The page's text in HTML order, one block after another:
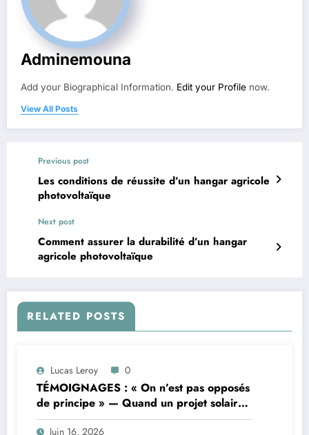
Adminemouna
Add your Biographical Information. Edit your Profile now.
View All Posts
Previous post
Les conditions de réussite d’un hangar agricole
photovoltaïque
Next post
Comment assurer la durabilité d’un hangar
agricole photovoltaïque
RELATED POSTS
Lucas Leroy 0
TÉMOIGNAGES : « On n’est pas opposés
de principe » — Quand un projet solaire
de 37 hectares suscite la controverse
Juin 16, 2026